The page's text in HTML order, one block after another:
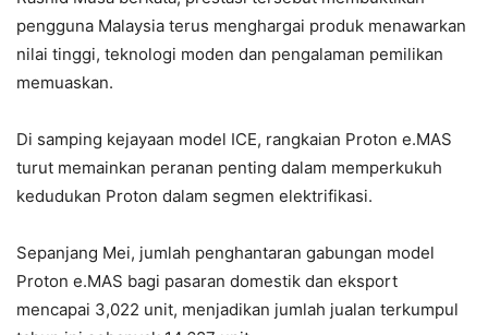
pengguna Malaysia terus menghargai produk menawarkan
nilai tinggi, teknologi moden dan pengalaman pemilikan
memuaskan.
Di samping kejayaan model ICE, rangkaian Proton e.MAS
turut memainkan peranan penting dalam memperkukuh
kedudukan Proton dalam segmen elektrifikasi.
Sepanjang Mei, jumlah penghantaran gabungan model
Proton e.MAS bagi pasaran domestik dan eksport
mencapai 3,022 unit, menjadikan jumlah jualan terkumpul